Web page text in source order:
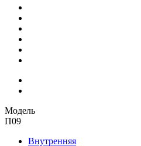
Модель
П09
Внутренняя